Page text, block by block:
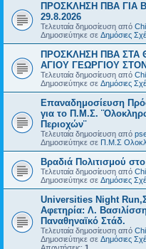
ΠΡΟΣΚΛΗΣΗ ΠΒΑ ΓΙΑ
29.8.2026
Τελευταία δημοσίευση από
Δημοσιεύτηκε σε Δημόσιες
ΠΡΟΣΚΛΗΣΗ ΠΒΑ ΣΤΑ
ΑΓΙΟΥ ΓΕΩΡΓΙΟΥ
Τελευταία δημοσίευση από
Δημοσιεύτηκε σε Δημόσιες
Επαναδημοσίευση
για το Π.Μ.Σ.
Περιοχών¨
Τελευταία δημοσίευση από
Δημοσιεύτηκε σε Π.Μ.Σ
Βραδιά Πολιτισμού
Τελευταία δημοσίευση από
Δημοσιεύτηκε σε Δημόσιες
Universities Night
Αφετηρία: Λ.
Παναθηναϊκό Στάδ.
Τελευταία δημοσίευση από
Δημοσιεύτηκε σε Δημόσιες
Απαντήσεις: 1